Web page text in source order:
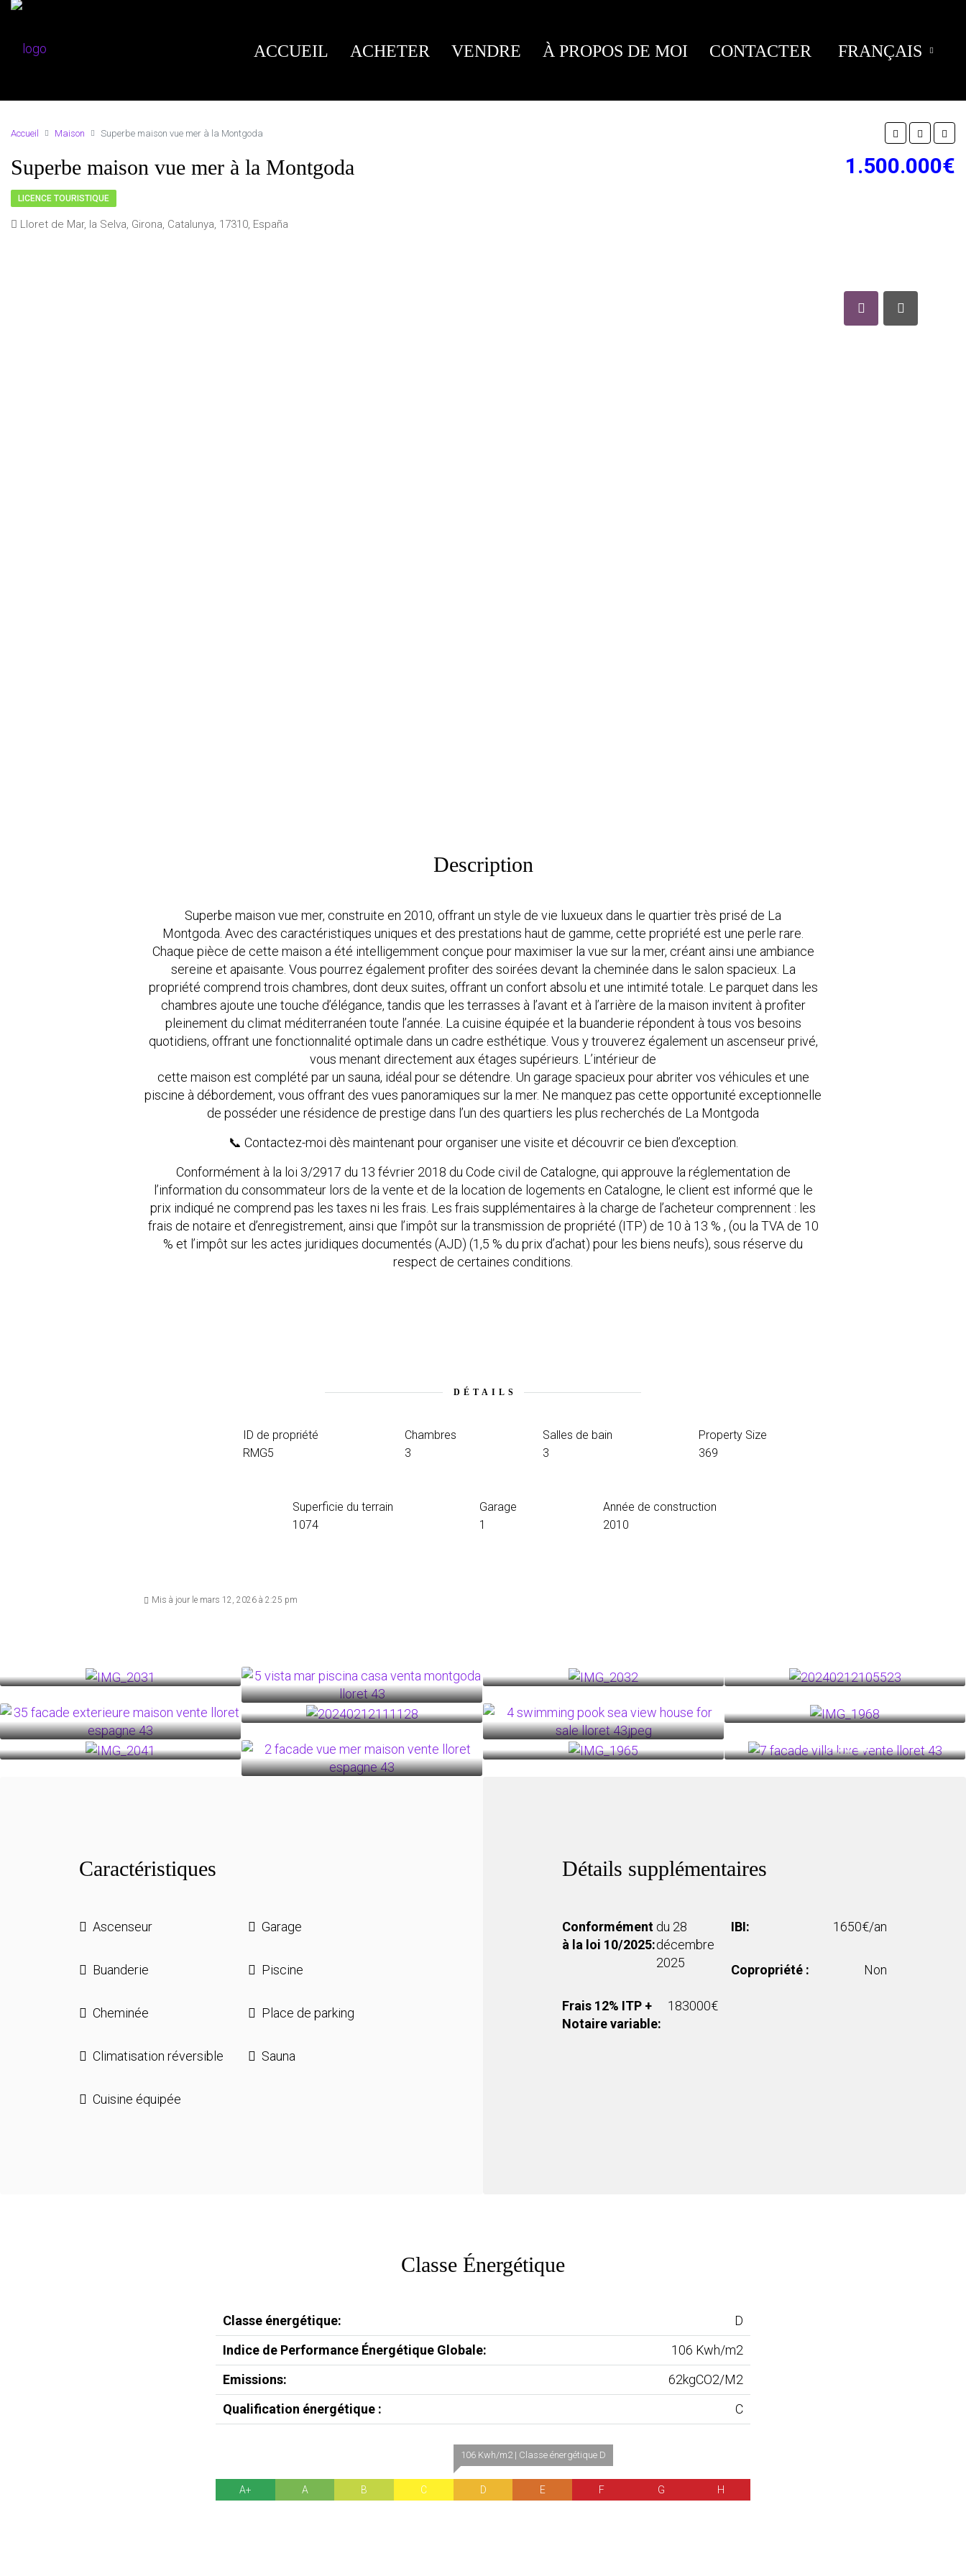
ACCUEIL ACHETER VENDRE À PROPOS DE MOI CONTACTER FRANÇAIS
Accueil Maison Superbe maison vue mer à la Montgoda
Superbe maison vue mer à la Montgoda 1.500.000€
LICENCE TOURISTIQUE
Lloret de Mar, la Selva, Girona, Catalunya, 17310, España
Description
Superbe maison vue mer, construite en 2010, offrant un style de vie luxueux dans le quartier très prisé de La
Montgoda. Avec des caractéristiques uniques et des prestations haut de gamme, cette propriété est une perle rare.
Chaque pièce de cette maison a été intelligemment conçue pour maximiser la vue sur la mer, créant ainsi une ambiance
sereine et apaisante. Vous pourrez également profiter des soirées devant la cheminée dans le salon spacieux. La
propriété comprend trois chambres, dont deux suites, offrant un confort absolu et une intimité totale. Le parquet dans les
chambres ajoute une touche d’élégance, tandis que les terrasses à l’avant et à l’arrière de la maison invitent à profiter
pleinement du climat méditerranéen toute l’année. La cuisine équipée et la buanderie répondent à tous vos besoins
quotidiens, offrant une fonctionnalité optimale dans un cadre esthétique. Vous y trouverez également un ascenseur privé,
vous menant directement aux étages supérieurs. L’intérieur de
cette maison est complété par un sauna, idéal pour se détendre. Un garage spacieux pour abriter vos véhicules et une
piscine à débordement, vous offrant des vues panoramiques sur la mer. Ne manquez pas cette opportunité exceptionnelle
de posséder une résidence de prestige dans l’un des quartiers les plus recherchés de La Montgoda
📞 Contactez-moi dès maintenant pour organiser une visite et découvrir ce bien d’exception.
Conformément à la loi 3/2917 du 13 février 2018 du Code civil de Catalogne, qui approuve la réglementation de
l’information du consommateur lors de la vente et de la location de logements en Catalogne, le client est informé que le
prix indiqué ne comprend pas les taxes ni les frais. Les frais supplémentaires à la charge de l’acheteur comprennent : les
frais de notaire et d’enregistrement, ainsi que l’impôt sur la transmission de propriété (ITP) de 10 à 13 % , (ou la TVA de 10
% et l’impôt sur les actes juridiques documentés (AJD) (1,5 % du prix d’achat) pour les biens neufs), sous réserve du
respect de certaines conditions.
DÉTAILS
ID de propriété
RMG5
Chambres
3
Salles de bain
3
Property Size
369
Superficie du terrain
1074
Garage
1
Année de construction
2010
Mis à jour le mars 12, 2026 à 2:25 pm
24+
Caractéristiques
Ascenseur
Buanderie
Cheminée
Climatisation réversible
Cuisine équipée
Garage
Piscine
Place de parking
Sauna
Détails supplémentaires
Conformément
à la loi 10/2025:
du 28
décembre
2025
Frais 12% ITP +
Notaire variable:
183000€
IBI: 1650€/an
Copropriété : Non
Classe Énergétique
Classe énergétique:
D
Indice de Performance Énergétique Globale:
106 Kwh/m2
Emissions:
62kgCO2/M2
Qualification énergétique :
C
A+ A B C
106 Kwh/m2 | Classe énergétique D
D E F G H